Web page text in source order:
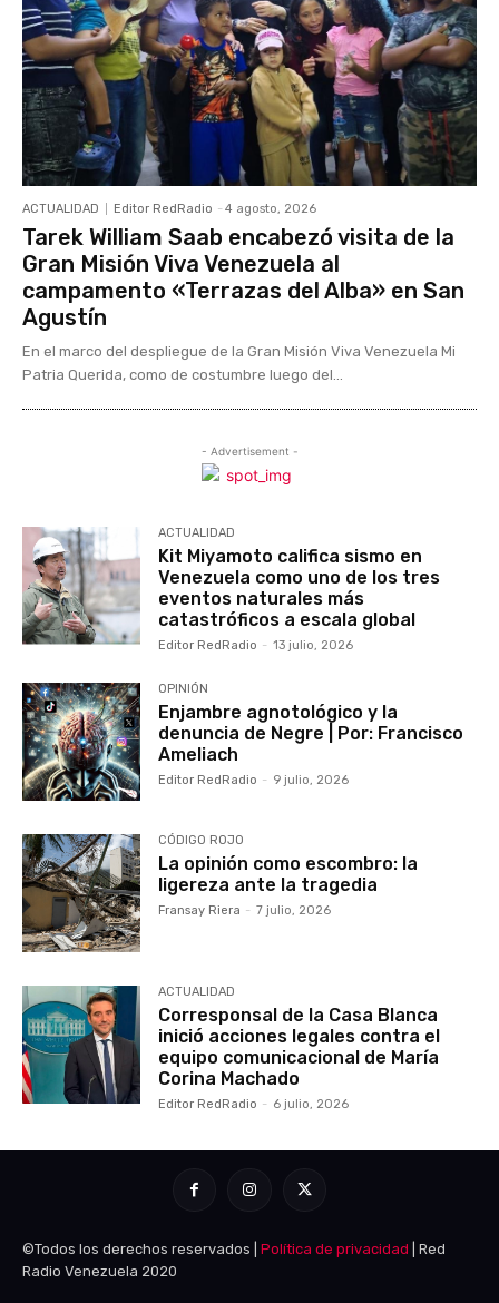
ACTUALIDAD Editor RedRadio - 4 agosto, 2026
Tarek William Saab encabezó visita de la
Gran Misión Viva Venezuela al
campamento «Terrazas del Alba» en San
Agustín
En el marco del despliegue de la Gran Misión Viva Venezuela Mi
Patria Querida, como de costumbre luego del...
- Advertisement -
ACTUALIDAD
Kit Miyamoto califica sismo en
Venezuela como uno de los tres
eventos naturales más
catastróficos a escala global
Editor RedRadio - 13 julio, 2026
OPINIÓN
Enjambre agnotológico y la
denuncia de Negre | Por: Francisco
Ameliach
Editor RedRadio - 9 julio, 2026
CÓDIGO ROJO
La opinión como escombro: la
ligereza ante la tragedia
Fransay Riera - 7 julio, 2026
ACTUALIDAD
Corresponsal de la Casa Blanca
inició acciones legales contra el
equipo comunicacional de María
Corina Machado
Editor RedRadio - 6 julio, 2026
©Todos los derechos reservados | Política de privacidad | Red
Radio Venezuela 2020